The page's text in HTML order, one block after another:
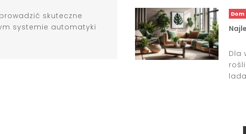
skuteczne
systemie automatyki
Dla